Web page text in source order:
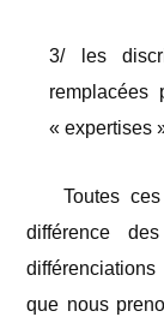
3/ les
« expertises
Toutes
différence
que nous